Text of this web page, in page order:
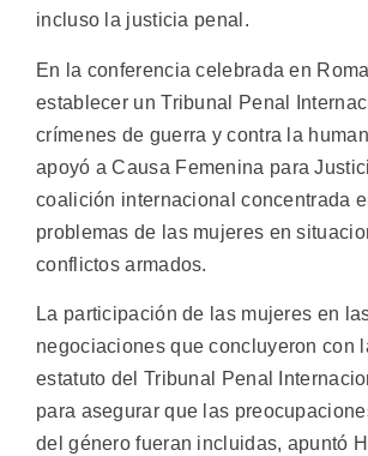
incluso la justicia penal.
En la conferencia celebrada en
establecer un Tribunal Penal
crímenes de guerra y contra la
apoyó a Causa Femenina para
coalición internacional concentrada
problemas de las mujeres en
conflictos armados.
La participación de las mujeres en
negociaciones que concluyeron con
estatuto del Tribunal Penal
para asegurar que las
del género fueran incluidas, apuntó